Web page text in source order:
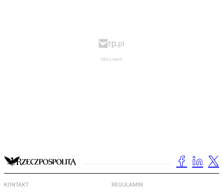
KONTAKT REGULAMIN